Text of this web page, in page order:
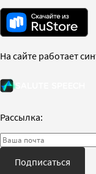
На сайте работает
Рассылка:
Подписаться